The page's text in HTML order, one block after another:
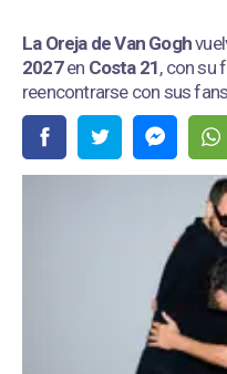
La Oreja de Van Gogh
2027en Costa 21, con su
reencontrarse con sus